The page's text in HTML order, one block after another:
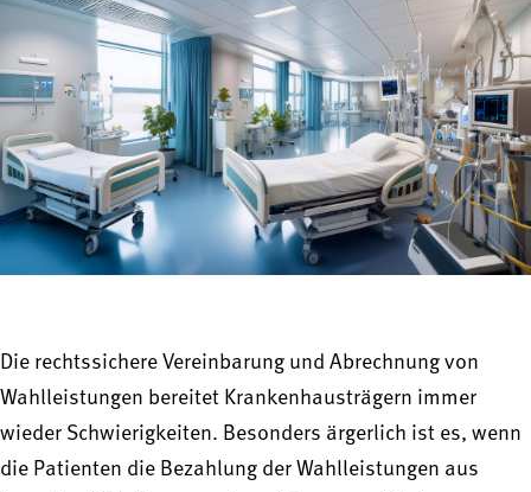
Die rechtssichere Vereinbarung und Abrechnung von
Wahlleistungen bereitet Krankenhausträgern immer
wieder Schwierigkeiten. Besonders ärgerlich ist es, wenn
die Patienten die Bezahlung der Wahlleistungen aus